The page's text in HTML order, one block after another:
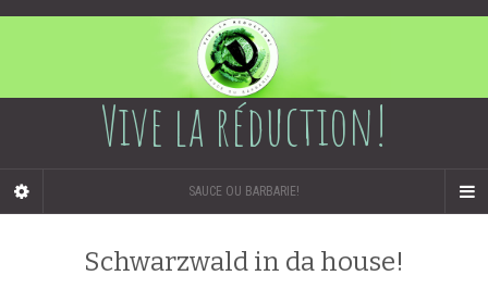
Vive la réduction!
SAUCE OU BARBARIE!
Schwarzwald in da house!